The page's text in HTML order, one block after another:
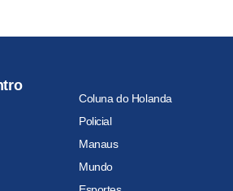
Coluna do Holanda
Policial
Manaus
Mundo